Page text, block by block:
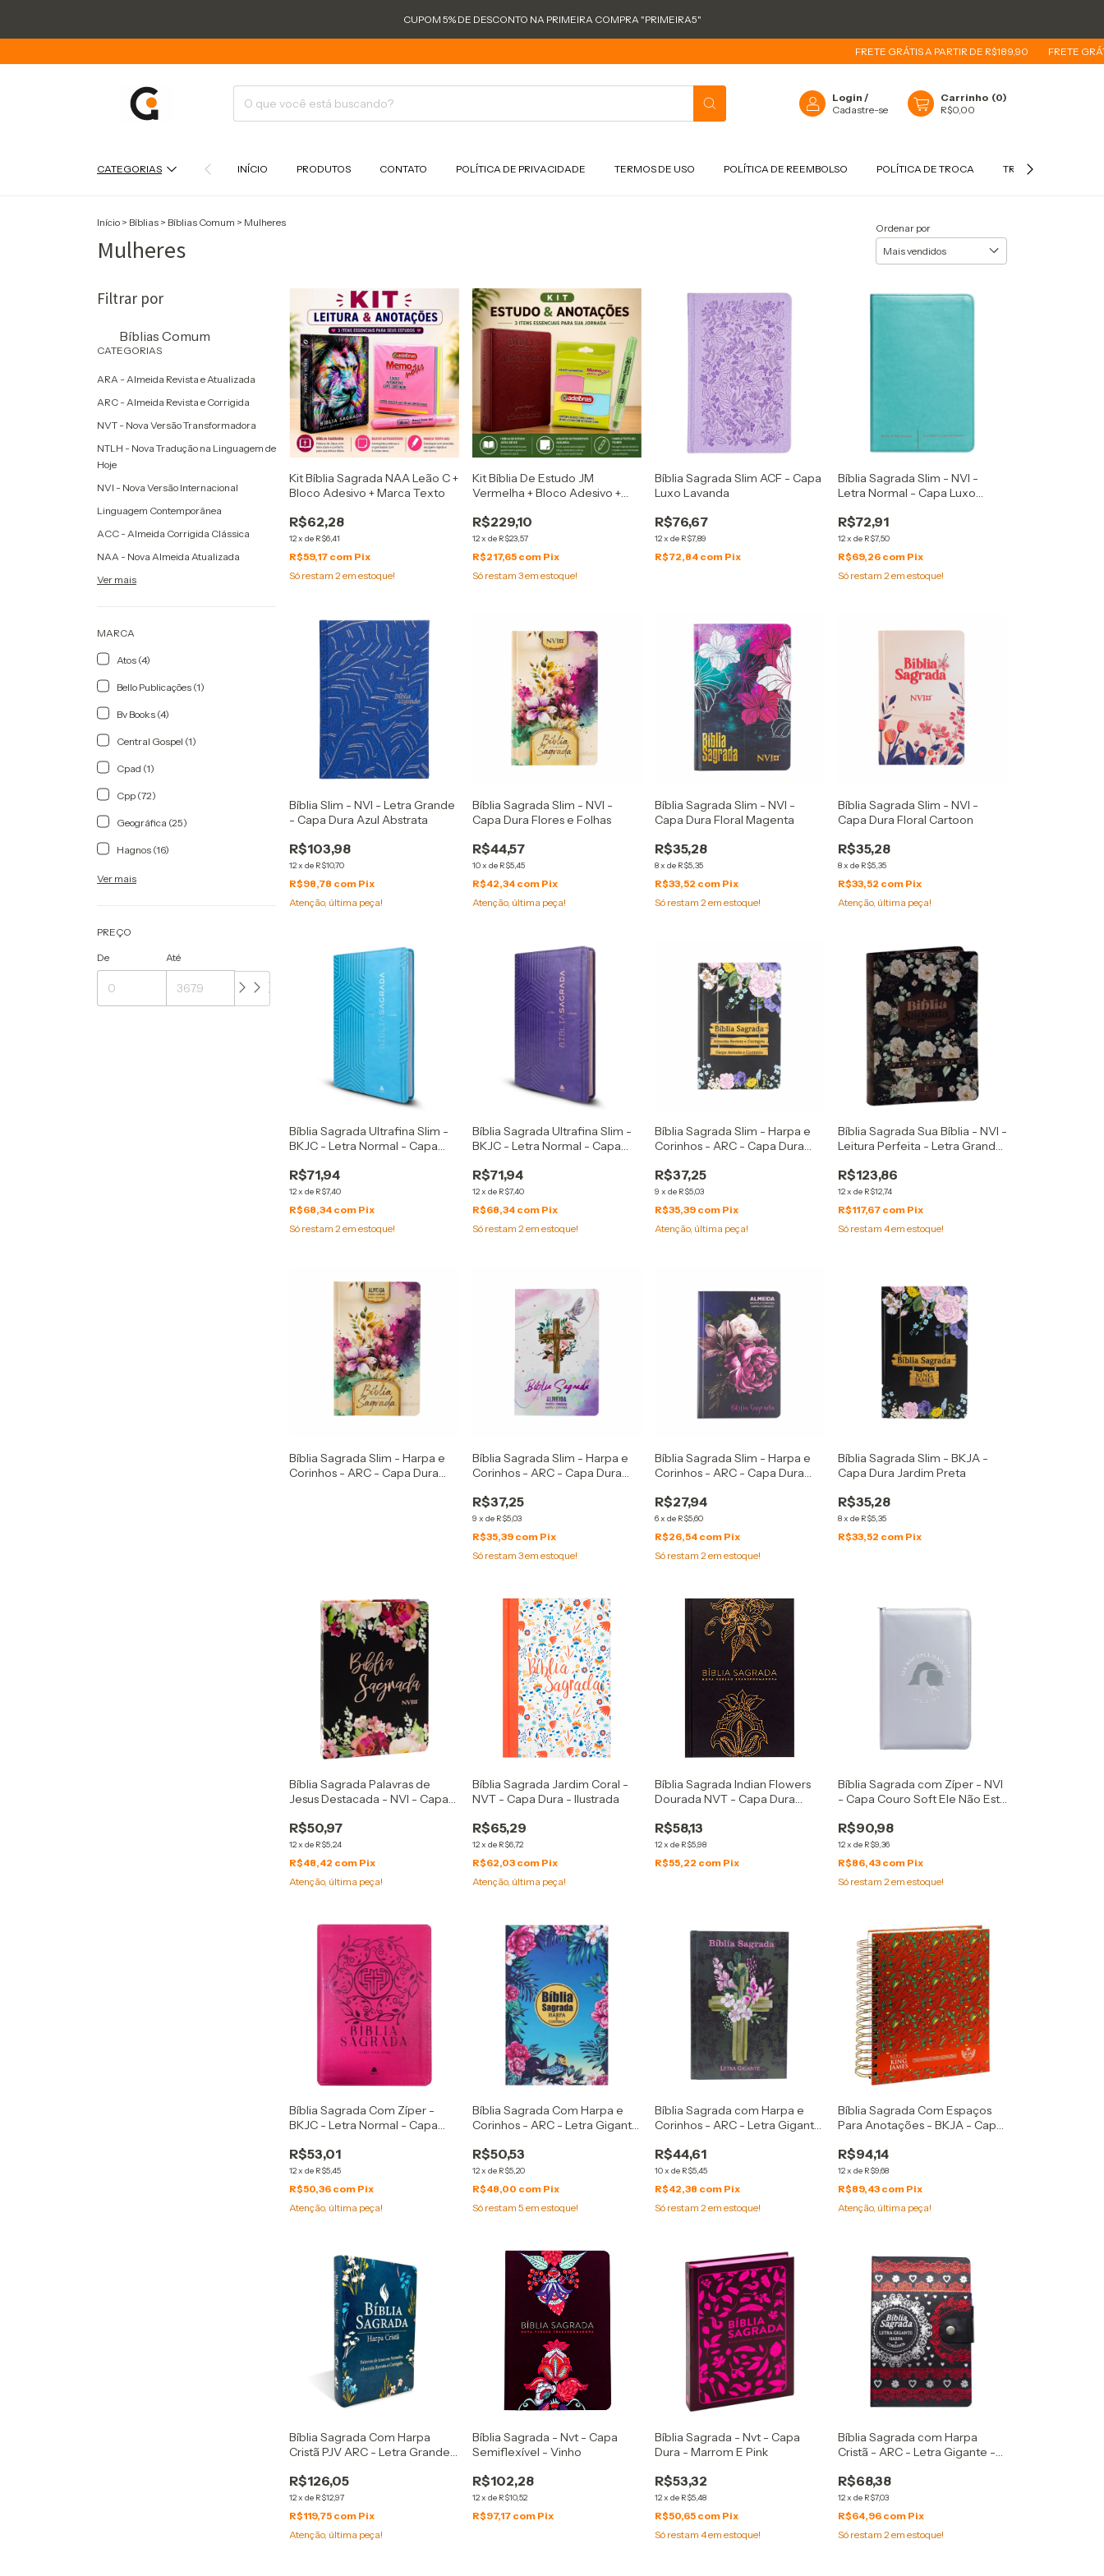
CUPOM 5% DE DESCONTO NA PRIMEIRA COMPRA "PRIMEIRA5"
FRETE GRÁTIS A PARTIR DE R$189,90 FRETE GRÁTIS A
Login /
Cadastre-se
Carrinho (0)
R$0,00
CATEGORIAS INÍCIO PRODUTOS CONTATO POLÍTICA DE PRIVACIDADE TERMOS DE USO POLÍTICA DE REEMBOLSO POLÍTICA DE TROCA TROCAS E
Início > Bíblias > Bíblias Comum > Mulheres
Mulheres
Ordenar por
Filtrar por
Bíblias Comum
CATEGORIAS
ARA - Almeida Revista e Atualizada
ARC - Almeida Revista e Corrigida
NVT - Nova Versão Transformadora
NTLH - Nova Tradução na Linguagem de
Hoje
NVI - Nova Versão Internacional
Linguagem Contemporânea
ACC - Almeida Corrigida Clássica
NAA - Nova Almeida Atualizada
Ver mais
MARCA
Atos (4)
Bello Publicações (1)
Bv Books (4)
Central Gospel (1)
Cpad (1)
Cpp (72)
Geográfica (25)
Hagnos (16)
Ver mais
PREÇO
De Até
Kit Bíblia Sagrada NAA Leão C +
Bloco Adesivo + Marca Texto
R$62,28
12xde R$6,41
R$59,17 com Pix
Só restam2em estoque!
Kit Bíblia De Estudo JM
Vermelha + Bloco Adesivo +
R$229,10
12x de R$23,57
R$217,65 com Pix
Só restam 3em estoque!
Bíblia Sagrada Slim ACF - Capa
Luxo Lavanda
R$76,67
12xde R$7,89
R$72,84 com Pix
Bíblia Sagrada Slim - NVI -
Letra Normal - Capa Luxo
R$72,91
12x de R$7,50
R$69,26 com Pix
Só restam 2em estoque!
Bíblia Slim - NVI - Letra Grande
- Capa Dura Azul Abstrata
R$103,98
12xde R$10,70
R$98,78 com Pix
Atenção, última peça!
Bíblia Sagrada Slim - NVI -
Capa Dura Flores e Folhas
R$44,57
10x de R$5,45
R$42,34 com Pix
Atenção, última peça!
Bíblia Sagrada Slim - NVI -
Capa Dura Floral Magenta
R$35,28
8xde R$5,35
R$33,52 com Pix
Só restam2 em estoque!
Bíblia Sagrada Slim - NVI -
Capa Dura Floral Cartoon
R$35,28
8x de R$5,35
R$33,52 com Pix
Atenção, última peça!
Bíblia Sagrada Ultrafina Slim -
BKJC - Letra Normal - Capa
R$71,94
12xde R$7,40
R$68,34 com Pix
Só restam2em estoque!
Bíblia Sagrada Ultrafina Slim -
BKJC - Letra Normal - Capa
R$71,94
12x de R$7,40
R$68,34 com Pix
Só restam 2em estoque!
Bíblia Sagrada Slim - Harpa e
Corinhos - ARC - Capa Dura
R$37,25
9 xde R$5,03
R$35,39 com Pix
Atenção, última peça!
Bíblia Sagrada Sua Bíblia - NVI -
Leitura Perfeita - Letra Grande
R$123,86
12x de R$12,74
R$117,67 com Pix
Só restam 4em estoque!
Bíblia Sagrada Slim - Harpa e
Corinhos - ARC - Capa Dura
Bíblia Sagrada Slim - Harpa e
Corinhos - ARC - Capa Dura
R$37,25
9 x de R$5,03
R$35,39 com Pix
Só restam 3em estoque!
Bíblia Sagrada Slim - Harpa e
Corinhos - ARC - Capa Dura
R$27,94
6xde R$5,60
R$26,54 com Pix
Só restam2 em estoque!
Bíblia Sagrada Slim - BKJA -
Capa Dura Jardim Preta
R$35,28
8x de R$5,35
R$33,52 com Pix
Bíblia Sagrada Palavras de
Jesus Destacada - NVI - Capa
R$50,97
12xde R$5,24
R$48,42 com Pix
Atenção, última peça!
Bíblia Sagrada Jardim Coral -
NVT - Capa Dura - Ilustrada
R$65,29
12x de R$6,72
R$62,03 com Pix
Atenção, última peça!
Bíblia Sagrada Indian Flowers
Dourada NVT - Capa Dura
R$58,13
12xde R$5,98
R$55,22 com Pix
Bíblia Sagrada com Zíper - NVI
- Capa Couro Soft Ele Não Está
R$90,98
12x de R$9,36
R$86,43 com Pix
Só restam 2 em estoque!
Bíblia Sagrada Com Zíper -
BKJC - Letra Normal - Capa
R$53,01
12xde R$5,45
R$50,36 com Pix
Atenção, última peça!
Bíblia Sagrada Com Harpa e
Corinhos - ARC - Letra Gigante
R$50,53
12x de R$5,20
R$48,00 com Pix
Só restam 5 em estoque!
Bíblia Sagrada com Harpa e
Corinhos - ARC - Letra Gigante
R$44,61
10xde R$5,45
R$42,38 com Pix
Só restam2em estoque!
Bíblia Sagrada Com Espaços
Para Anotações - BKJA - Capa
R$94,14
12x de R$9,68
R$89,43 com Pix
Atenção, última peça!
Bíblia Sagrada Com Harpa
Cristã PJV ARC - Letra Grande
R$126,05
12xde R$12,97
R$119,75 com Pix
Atenção, última peça!
Bíblia Sagrada - Nvt - Capa
Semiflexível - Vinho
R$102,28
12x de R$10,52
R$97,17 com Pix
Bíblia Sagrada - Nvt - Capa
Dura - Marrom E Pink
R$53,32
12xde R$5,48
R$50,65 com Pix
Só restam4em estoque!
Bíblia Sagrada com Harpa
Cristã - ARC - Letra Gigante -
R$68,38
12x de R$7,03
R$64,96 com Pix
Só restam 2 em estoque!